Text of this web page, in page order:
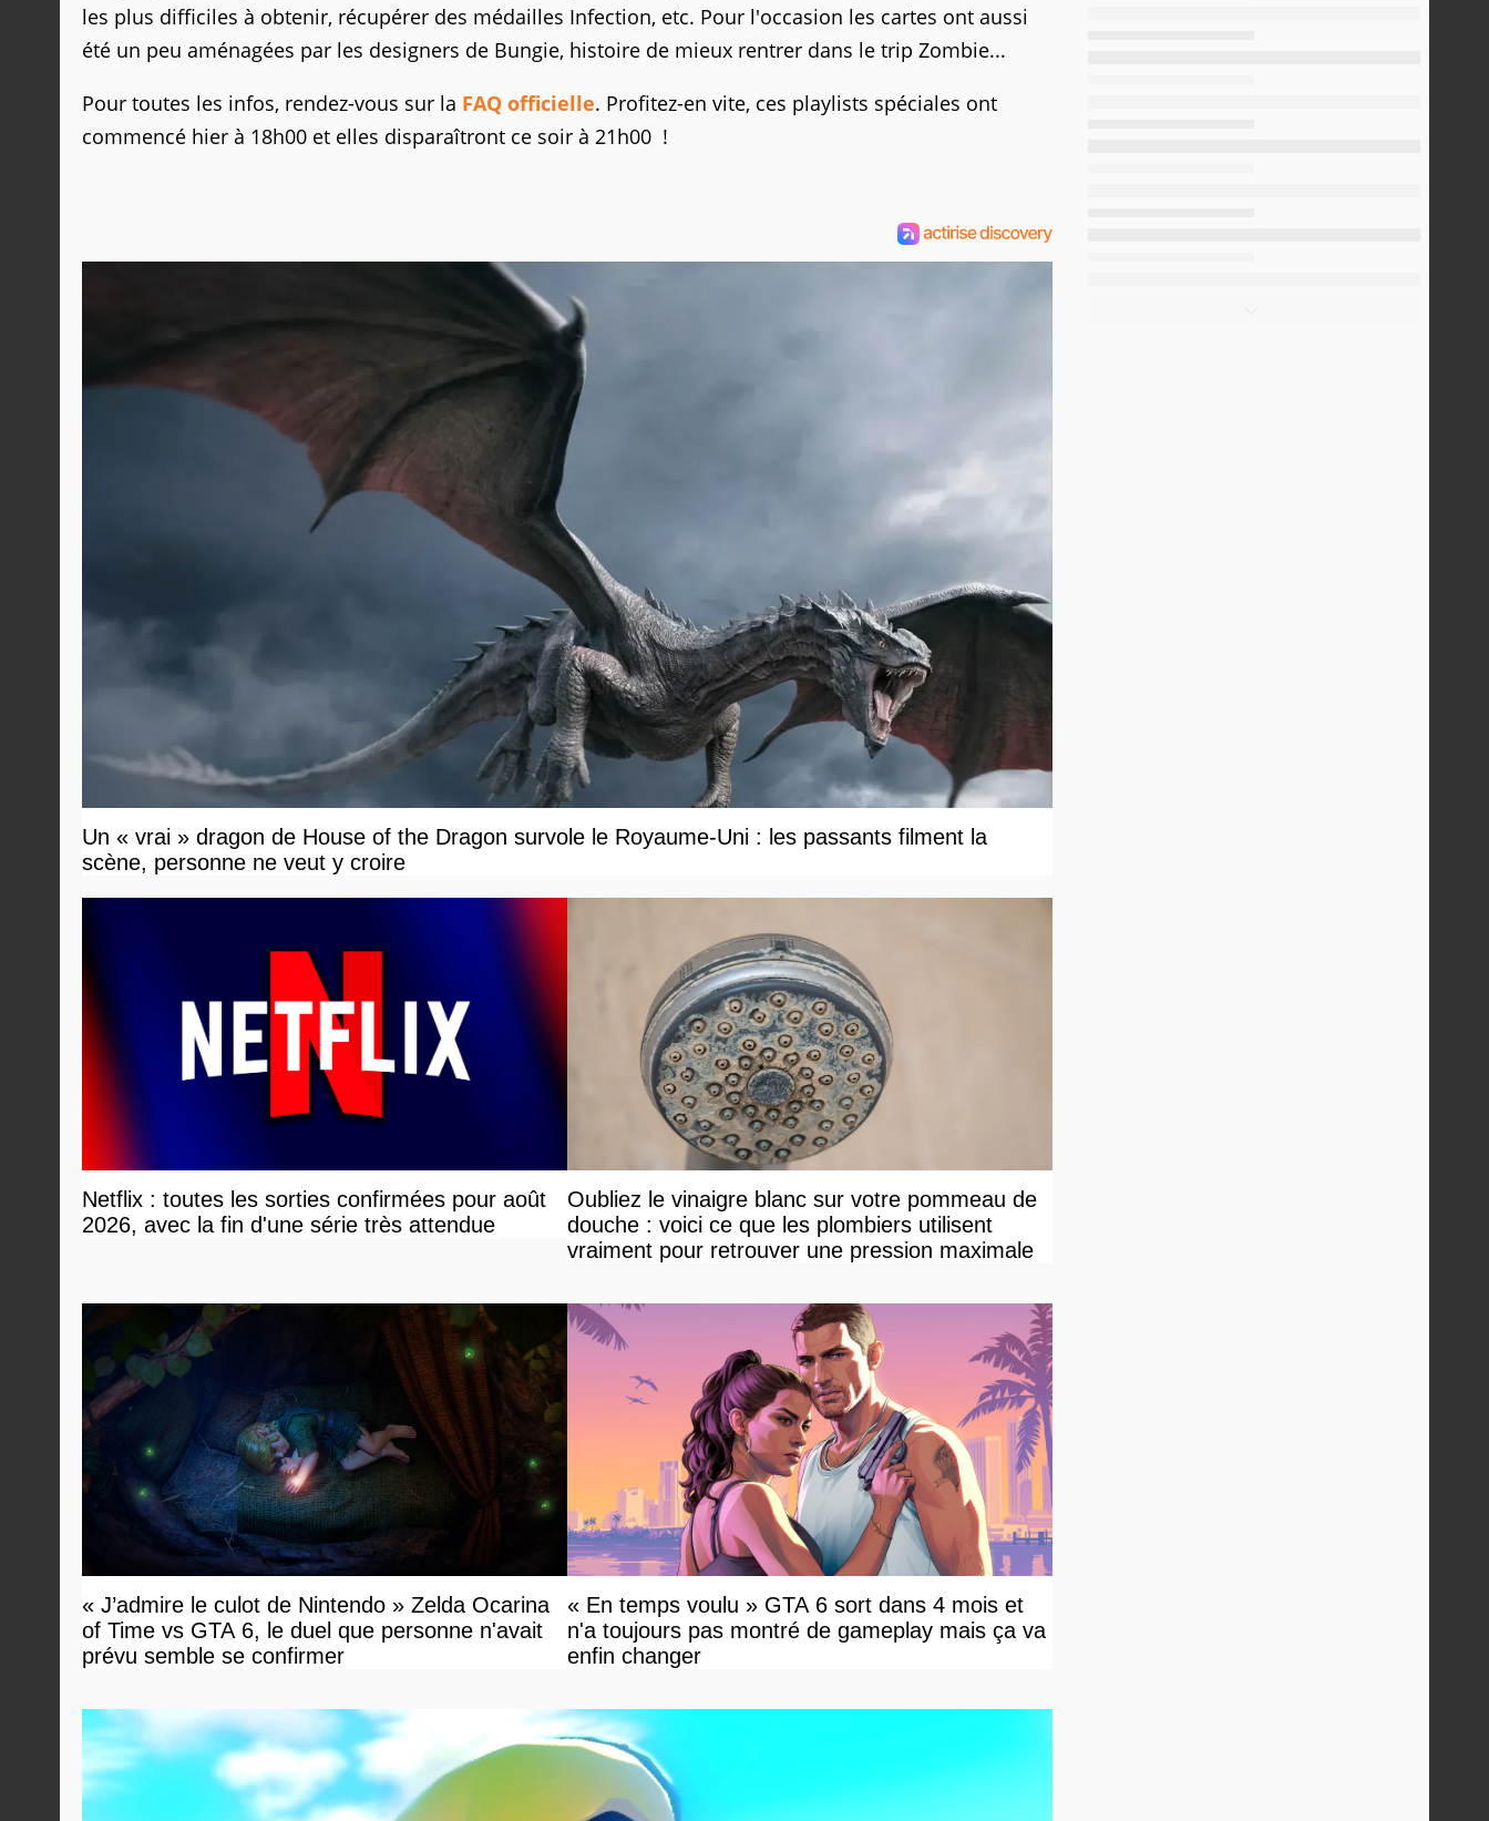
les plus difficiles à obtenir, récupérer des médailles Infection, etc. Pour l'occasion les cartes ont aussi
été un peu aménagées par les designers de Bungie, histoire de mieux rentrer dans le trip Zombie...
Pour toutes les infos, rendez-vous sur la FAQ officielle. Profitez-en vite, ces playlists spéciales ont
commencé hier à 18h00 et elles disparaîtront ce soir à 21h00 !
Un « vrai » dragon de House of the Dragon survole le Royaume-Uni : les passants filment la
scène, personne ne veut y croire
Netflix : toutes les sorties confirmées pour août
2026, avec la fin d'une série très attendue
Oubliez le vinaigre blanc sur votre pommeau de
douche : voici ce que les plombiers utilisent
vraiment pour retrouver une pression maximale
« J’admire le culot de Nintendo » Zelda Ocarina
of Time vs GTA 6, le duel que personne n'avait
prévu semble se confirmer
« En temps voulu » GTA 6 sort dans 4 mois et
n'a toujours pas montré de gameplay mais ça va
enfin changer